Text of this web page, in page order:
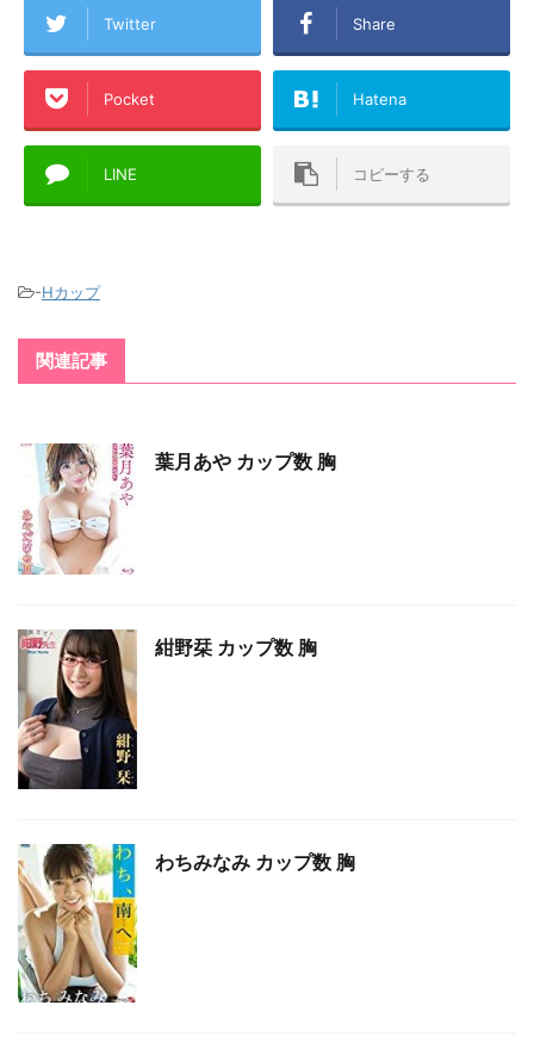
Twitter Share
Pocket Hatena
LINE コピーする
-Hカップ
関連記事
葉月あや カップ数 胸
紺野栞 カップ数 胸
わちみなみ カップ数 胸